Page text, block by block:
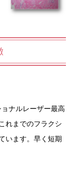
ナルレーザー最高
れまでのフラクシ
います。早く短期